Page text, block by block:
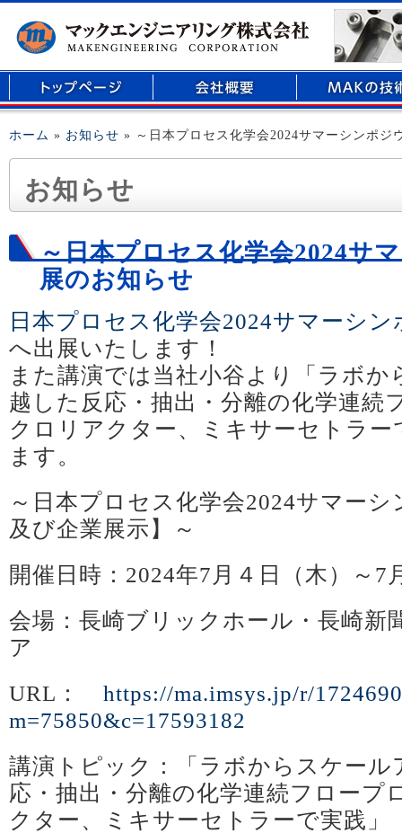
マイクロリアクター、医療用部品の開発、精密部品加工のことなら倉敷市玉島
ホーム » お知らせ » ～日本プロセス化学会2024サマーシンポジ
お知らせ
～日本プロセス化学会2024サ
展のお知らせ
日本プロセス化学会2024サマーシ
へ出展いたします！
また講演では当社小谷より「ラボ
越した反応・抽出・分離の化学連続
クロリアクター、ミキサーセトラ
ます。
～日本プロセス化学会2024サマー
及び企業展示】～
開催日時：2024年7月４日（木）～7
会場：長崎ブリックホール・長崎新
ア
URL： https://ma.imsys.jp/r/
m=75850&c=17593182
講演トピック：「ラボからスケール
応・抽出・分離の化学連続フロープ
クター、ミキサーセトラーで実践」